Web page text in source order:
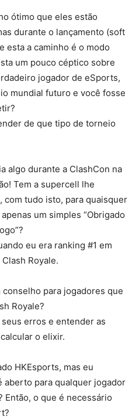
ótimo que eles estão
durante o lançamento (soft
esta a caminho é o modo
um pouco céptico sobre
jogador de eSports,
mundial futuro e você fosse
de que tipo de torneio
algo durante a ClashCon na
Tem a supercell lhe
com tudo isto, para quaisquer
um simples “Obrigado
eu era ranking #1 em
Royale.
conselho para jogadores que
Royale?
erros e entender as
o elixir.
HKEsports, mas eu
aberto para qualquer jogador
o que é necessário